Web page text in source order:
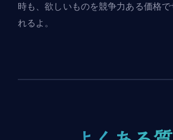
時も、欲しいものを競争力ある価格
れるよ。